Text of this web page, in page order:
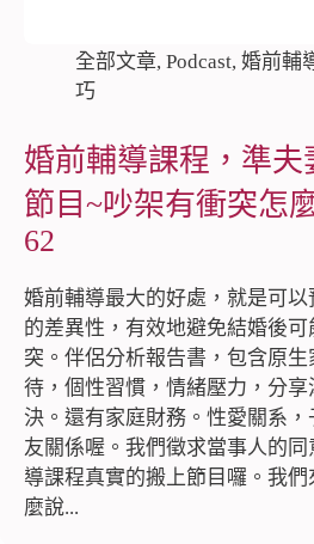
全部文章, Podcast, 婚前輔
巧
婚前輔導課程，準夫
節目~吵架有衝突怎
62
婚前輔導最大的好處，就是可
的差異性，有效地避免結婚後
突。伴侶分析報告書，包含原生
待，個性習慣，情緒壓力，分
決。還有家庭財務。性愛關系
友關係喔。我們徵求當事人的
導課程真實的搬上節目囉。我們
麼說...